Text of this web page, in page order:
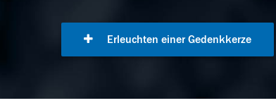
Erleuchten einer Gedenkkerze